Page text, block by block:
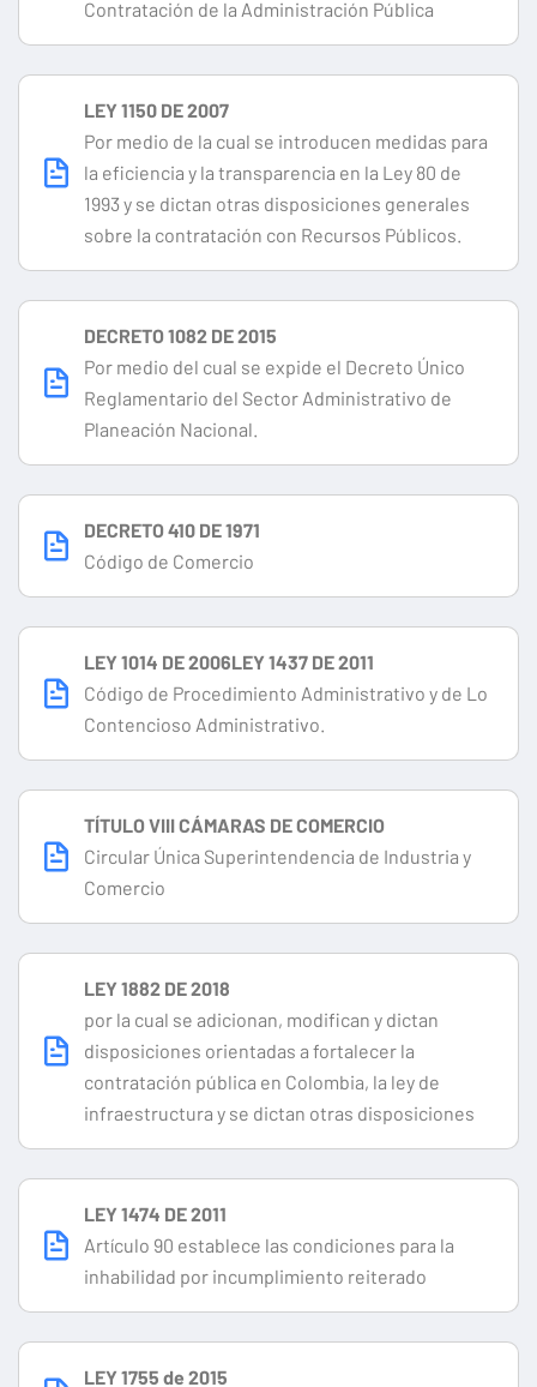
Contratación de la Administración Pública
LEY 1150 DE 2007
Por medio de la cual se introducen medidas para
la eficiencia y la transparencia en la Ley 80 de
1993 y se dictan otras disposiciones generales
sobre la contratación con Recursos Públicos.
DECRETO 1082 DE 2015
Por medio del cual se expide el Decreto Único
Reglamentario del Sector Administrativo de
Planeación Nacional.
DECRETO 410 DE 1971
Código de Comercio
LEY 1014 DE 2006LEY 1437 DE 2011
Código de Procedimiento Administrativo y de Lo
Contencioso Administrativo.
TÍTULO VIII CÁMARAS DE COMERCIO
Circular Única Superintendencia de Industria y
Comercio
LEY 1882 DE 2018
por la cual se adicionan, modifican y dictan
disposiciones orientadas a fortalecer la
contratación pública en Colombia, la ley de
infraestructura y se dictan otras disposiciones
LEY 1474 DE 2011
Artículo 90 establece las condiciones para la
inhabilidad por incumplimiento reiterado
LEY 1755 de 2015